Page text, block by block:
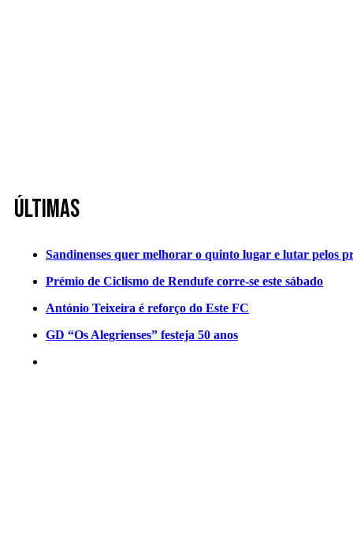
Últimas
Sandinenses quer melhorar o quinto lugar e lutar pelos
Prémio de Ciclismo de Rendufe corre-se este sábado
António Teixeira é reforço do Este FC
GD “Os Alegrienses” festeja 50 anos